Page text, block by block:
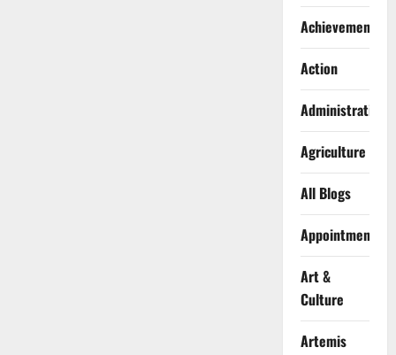
Achievements
Action
Administration
Agriculture
All Blogs
Appointments
Art &
Culture
Artemis